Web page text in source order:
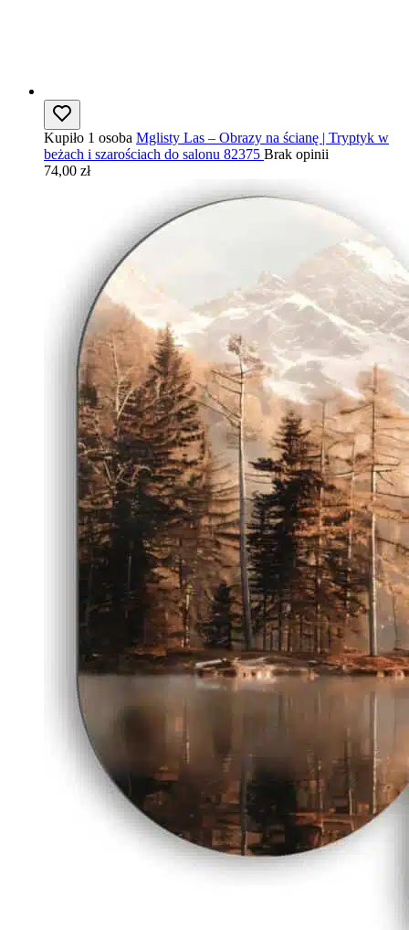
Kupiło 1 osoba Mglisty Las – Obrazy na ścianę | Tryptyk w
beżach i szarościach do salonu 82375 Brak opinii
74,00 zł